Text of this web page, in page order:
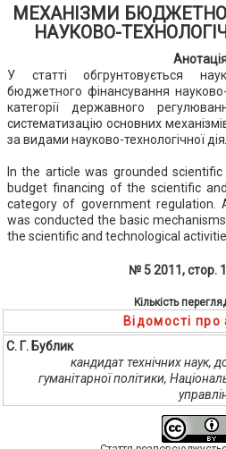
МЕХАНІЗМИ
НАУКОВО-
У статті обгрунтовується
бюджетного фінансування науково-
категорії державного
систематизацію основних
за видами науково-технологічної
In the article was grounded
budget financing of the scientific
category of government regulation.
was conducted the basic
the scientific and technological
№ 5 2011, стор.
Кількість
Відомості про
С. Г. Бублик
кандидат технічних наук,
гуманітарної політики,